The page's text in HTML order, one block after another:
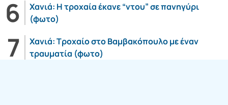
Χανιά: Η τροχαία έκανε “ντου” σε πανηγύρι
(φωτο)
Χανιά: Τροχαίο στο Βαμβακόπουλο με έναν
τραυματία (φωτο)